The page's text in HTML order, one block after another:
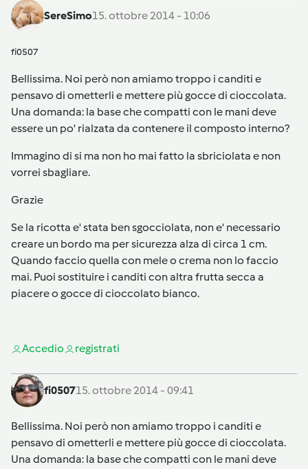
SereSimo15. ottobre 2014 - 10:06
fi0507
Bellissima. Noi però non amiamo troppo i canditi e
pensavo di ometterli e mettere più gocce di cioccolata.
Una domanda: la base che compatti con le mani deve
essere un po' rialzata da contenere il composto interno?
Immagino di si ma non ho mai fatto la sbriciolata e non
vorrei sbagliare.
Grazie
Se la ricotta e' stata ben sgocciolata, non e' necessario
creare un bordo ma per sicurezza alza di circa 1 cm.
Quando faccio quella con mele o crema non lo faccio
mai. Puoi sostituire i canditi con altra frutta secca a
piacere o gocce di cioccolato bianco.
Accedio registrati
fi050715. ottobre 2014 - 09:41
Bellissima. Noi però non amiamo troppo i canditi e
pensavo di ometterli e mettere più gocce di cioccolata.
Una domanda: la base che compatti con le mani deve